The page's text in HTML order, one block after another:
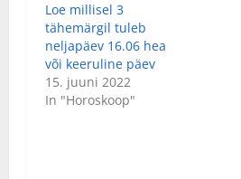
Loe millisel 3
tähemärgil tuleb
neljapäev 16.06 hea
või keeruline päev
15. juuni 2022
In "Horoskoop"